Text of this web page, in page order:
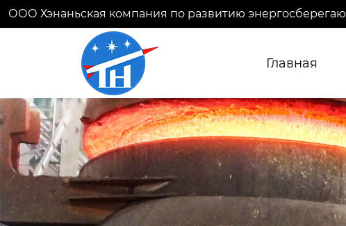
ООО Хэнаньская компания по развитию
Главная